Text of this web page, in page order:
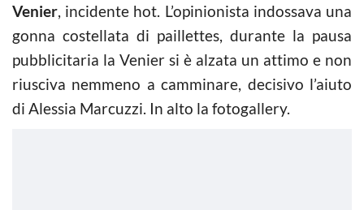
Venier, incidente hot. L’opinionista indossava una
gonna costellata di paillettes, durante la pausa
pubblicitaria la Venier si è alzata un attimo e non
riusciva nemmeno a camminare, decisivo l’aiuto
di Alessia Marcuzzi. In alto la fotogallery.